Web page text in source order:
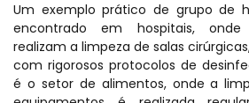
Um exemplo prático de grupo de
encontrado em hospitais, onde
realizam a limpeza de salas
com rigorosos protocolos de
é o setor de alimentos, onde a